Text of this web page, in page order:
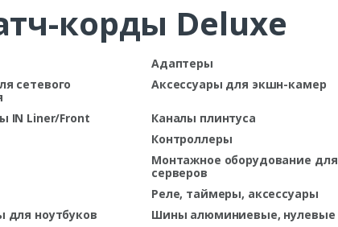
корды Deluxe
Адаптеры
сетевого
Аксессуары для экшн-камер
IN Liner/Front Каналы плинтуса
Контроллеры
Монтажное оборудование для
серверов
Реле, таймеры, аксессуары
для ноутбуков Шины алюминиевые, нулевые